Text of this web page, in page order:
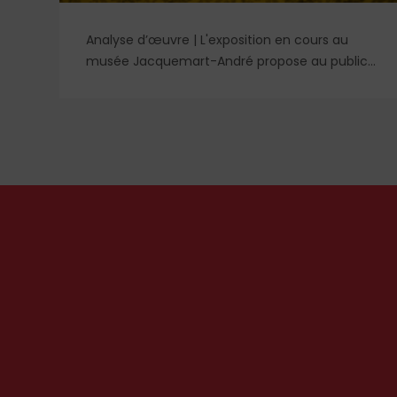
Analyse d’œuvre | L'exposition en cours au
musée Jacquemart-André propose au public